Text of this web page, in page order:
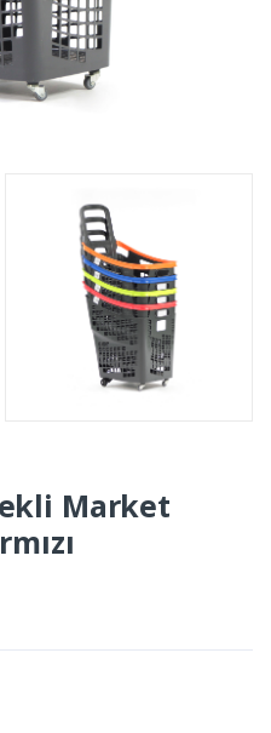
Market